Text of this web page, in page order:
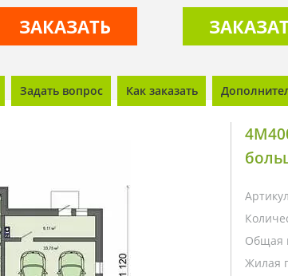
ЗАКАЗАТЬ
Задать вопрос Как заказать
Артикул
Общая
Жилая